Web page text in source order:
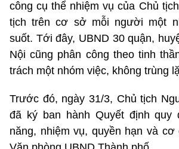
công cụ thể nhiệm vụ của Chủ
tịch trên cơ sở mỗi người một
suốt. Tới đây, UBND 30 quận,
Nội cũng phân công theo tinh
trách một nhóm việc, không trùng
Trước đó, ngày 31/3, Chủ tịch
đã ký ban hành Quyết định quy
năng, nhiệm vụ, quyền hạn và